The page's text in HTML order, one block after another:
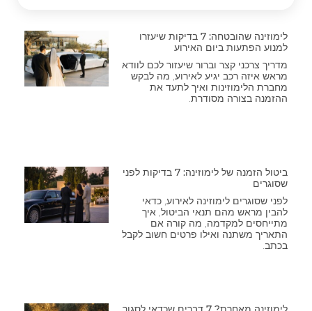
לימוזינה שהובטחה: 7 בדיקות שיעזרו
למנוע הפתעות ביום האירוע
מדריך צרכני קצר וברור שיעזור לכם לוודא
מראש איזה רכב יגיע לאירוע, מה לבקש
מחברת הלימוזינות ואיך לתעד את
ההזמנה בצורה מסודרת.
ביטול הזמנה של לימוזינה: 7 בדיקות לפני
שסוגרים
לפני שסוגרים לימוזינה לאירוע, כדאי
להבין מראש מהם תנאי הביטול, איך
מתייחסים למקדמה, מה קורה אם
התאריך משתנה ואילו פרטים חשוב לקבל
בכתב.